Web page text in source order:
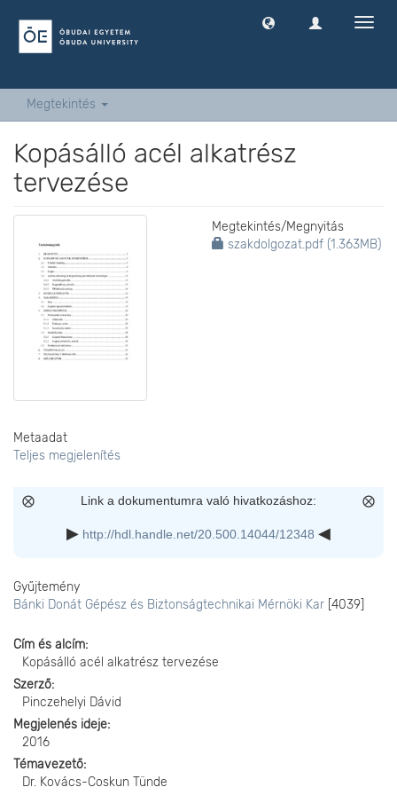
Megtekintés
Kopásálló acél alkatrész
tervezése
Megtekintés/Megnyitás
szakdolgozat.pdf (1.363MB)
Metaadat
Teljes megjelenítés
Link a dokumentumra való hivatkozáshoz:
http://hdl.handle.net/20.500.14044/12348
Gyűjtemény
Bánki Donát Gépész és Biztonságtechnikai Mérnöki Kar [4039]
Cím és alcím
Kopásálló acél alkatrész tervezése
Szerző
Pinczehelyi Dávid
Megjelenés ideje
2016
Témavezető
Dr. Kovács-Coskun Tünde